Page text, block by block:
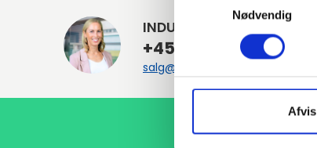
Nødvendig
Afvis
INDURA DK
+45 97 13 32 44
salg@indura.com